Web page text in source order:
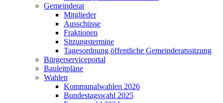
Gemeinderat
Mitglieder
Ausschüsse
Fraktionen
Sitzungstermine
Tagesordnung öffentliche Gemeinderatssitzung
Bürgerserviceportal
Bauleitpläne
Wahlen
Kommunalwahlen 2026
Bundestagswahl 2025